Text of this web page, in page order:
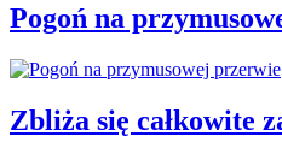
Pogoń na
Zbliża się całkowite